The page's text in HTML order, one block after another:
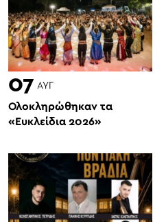
07 ΑΥΓ
Ολοκληρώθηκαν τα
«Ευκλείδια 2026»